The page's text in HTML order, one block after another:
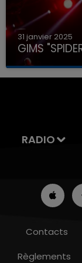
31 janvier 2025
GIMS
RADIO
Contacts
Règlements